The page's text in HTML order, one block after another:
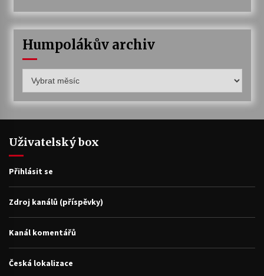
Humpolákův archiv
archiv
Uživatelský box
Přihlásit se
Zdroj kanálů (příspěvky)
Kanál komentářů
Česká lokalizace